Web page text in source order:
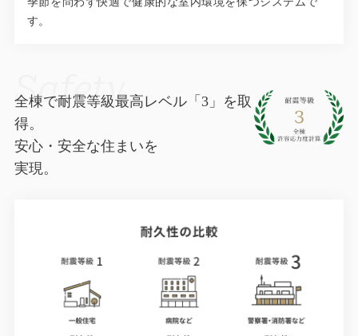
す。
Safety
全棟で耐震等級最高レベル「3」を取
得。
安心・安全な住まいを
実現。